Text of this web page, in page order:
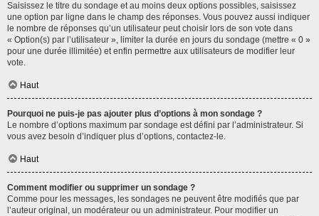
Saisissez le titre du sondage et au moins deux options possibles, saisissez
une option par ligne dans le champ des réponses. Vous pouvez aussi indiquer
le nombre de réponses qu’un utilisateur peut choisir lors de son vote dans
« Option(s) par l’utilisateur », limiter la durée en jours du sondage (mettre « 0 »
pour une durée illimitée) et enfin permettre aux utilisateurs de modifier leur
vote.
Haut
Pourquoi ne puis-je pas ajouter plus d’options à mon sondage ?
Le nombre d’options maximum par sondage est défini par l’administrateur. Si
vous avez besoin d’indiquer plus d’options, contactez-le.
Haut
Comment modifier ou supprimer un sondage ?
Comme pour les messages, les sondages ne peuvent être modifiés que par
l’auteur original, un modérateur ou un administrateur. Pour modifier un